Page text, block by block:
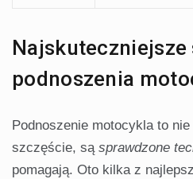
Najskuteczniejsze
podnoszenia
Podnoszenie motocykla to
szczęście, są sprawdzone
pomagają. Oto kilka z